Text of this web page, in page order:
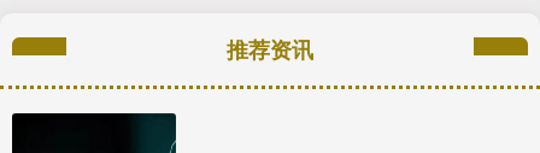
推荐资讯